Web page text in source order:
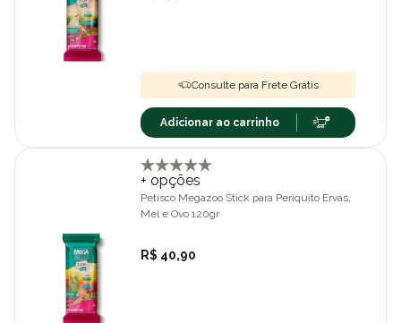
Consulte para Frete Grátis
Adicionar ao carrinho
+ opções
Petisco Megazoo Stick para Periquito Ervas,
Mel e Ovo 120gr
R$ 40,90